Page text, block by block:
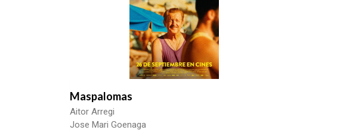
Maspalomas
Aitor Arregi
Jose Mari Goenaga